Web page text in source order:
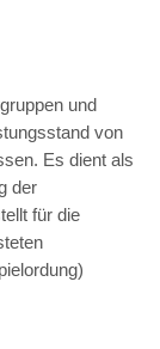
und
von
Es dient als
der
für die